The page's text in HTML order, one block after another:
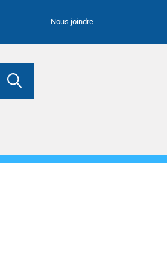
Nous joindre
Lancer la recherche